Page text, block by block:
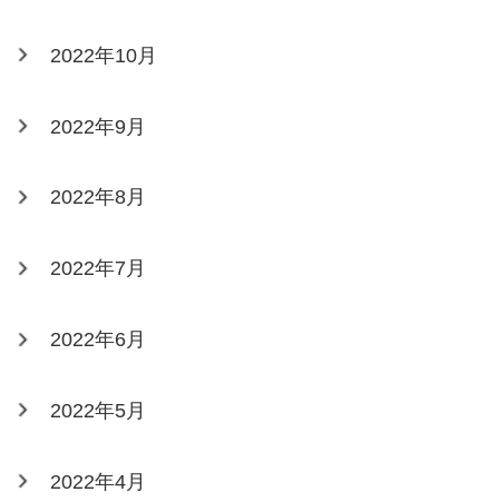
2022年10月
2022年9月
2022年8月
2022年7月
2022年6月
2022年5月
2022年4月